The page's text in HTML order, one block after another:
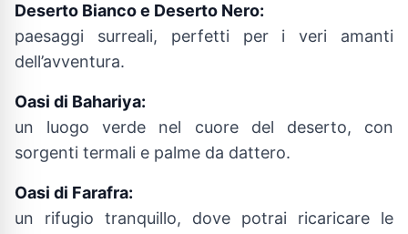
Deserto Bianco e Deserto Nero:
paesaggi surreali, perfetti per i veri amanti
dell’avventura.
Oasi di Bahariya:
un luogo verde nel cuore del deserto, con
sorgenti termali e palme da dattero.
Oasi di Farafra:
un rifugio tranquillo, dove potrai ricaricare le